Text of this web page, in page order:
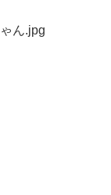
ん.jpg